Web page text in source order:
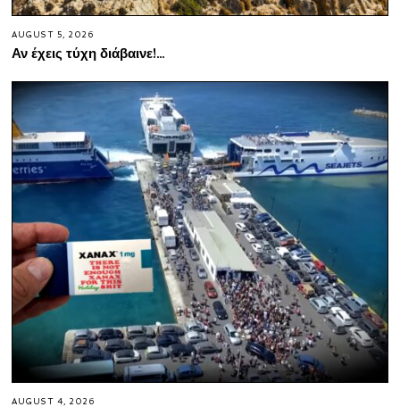
AUGUST 5, 2026
Αν έχεις τύχη διάβαινε!…
AUGUST 4, 2026